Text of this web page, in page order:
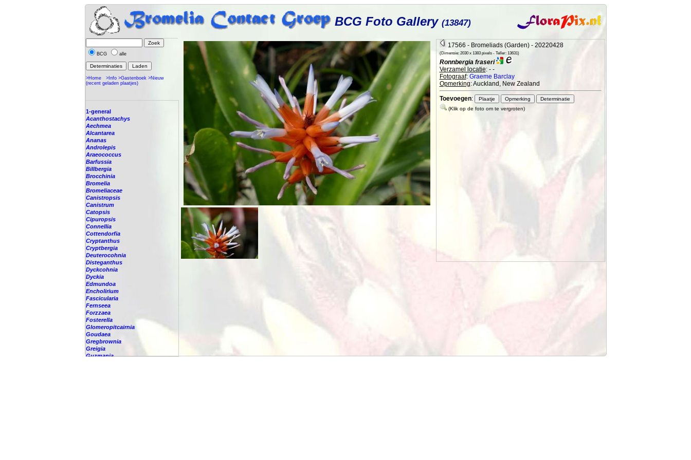
BCG Foto Gallery (13847)
BCG alle
>Home >Info >Gastenboek >Nieuw
(recent geladen plaatjes)
1-general
Acanthostachys
Aechmea
Alcantarea
Ananas
Androlepis
Araeococcus
Barfussia
Billbergia
Brocchinia
Bromelia
Bromeliaceae
Canistropsis
Canistrum
Catopsis
Cipuropsis
Connellia
Cottendorfia
Cryptanthus
Cryptbergia
Deuterocohnia
Disteganthus
Dyckcohnia
Dyckia
Edmundoa
Encholirium
Fascicularia
Fernseea
Forzzaea
Fosterella
Glomeropitcairnia
Goudaea
Gregbrownia
Greigia
Guzmania
17566 - Bromeliads (Garden) - 20220428
(Dimensie: 2030 x 1383 pixels - Teller: 13631)
Ronnbergia fraseri
Verzamel locatie: - -
Fotograaf: Graeme Barclay
Opmerking: Auckland, New Zealand
Toevoegen:
(Klik op de foto om te vergroten)